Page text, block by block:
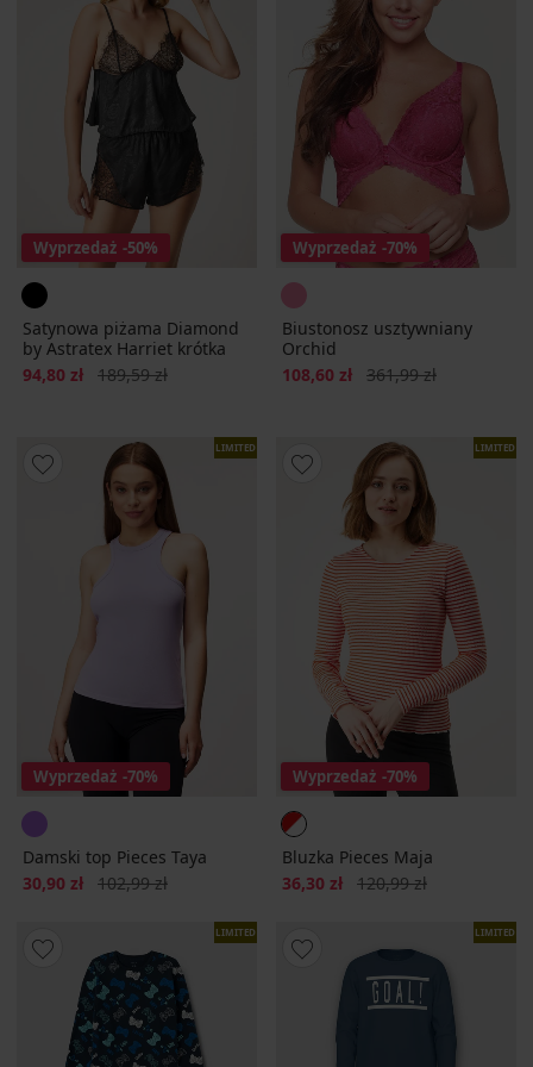
Wyprzedaż -50%
Satynowa piżama Diamond
by Astratex Harriet krótka
Zniżka
94,80 zł Pierwotna cena
189,59 zł
Wyprzedaż -70%
Biustonosz usztywniany
Orchid
Zniżka
108,60 zł Pierwotna cena
361,99 zł
LIMITED
Wyprzedaż -70%
Damski top Pieces Taya
Zniżka
30,90 zł Pierwotna cena
102,99 zł
LIMITED
Wyprzedaż -70%
Bluzka Pieces Maja
Zniżka
36,30 zł Pierwotna cena
120,99 zł
LIMITED LIMITED